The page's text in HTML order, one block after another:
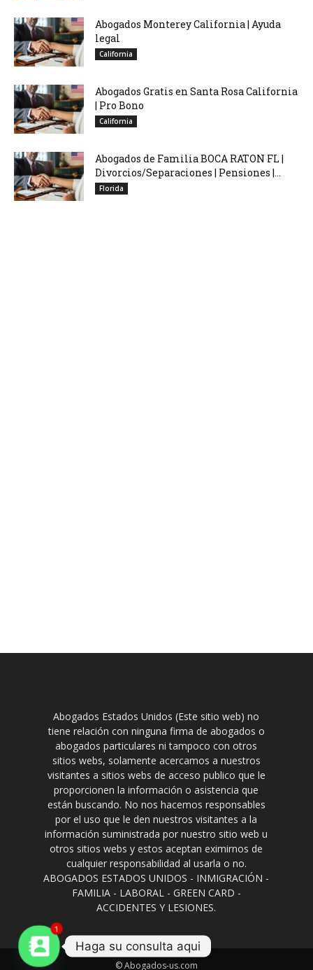
Abogados Monterey California | Ayuda
legal
California
Abogados Gratis en Santa Rosa California
| Pro Bono
California
Abogados de Familia BOCA RATON FL |
Divorcios/Separaciones | Pensiones |...
Florida
Abogados Estados Unidos (Este sitio web) no
tiene relación con ninguna firma de abogados o
abogados particulares ni tampoco con otros
sitios webs, solamente acercamos a nuestros
visitantes a sitios webs de acceso publico que le
proporcionen la información o asistencia que
están buscando. No nos hacemos responsables
por el uso que le den nuestros visitantes a la
información suministrada por nuestro sitio web u
otros sitios webs y estos aceptan eximirnos de
cualquier responsabilidad al usarla o no.
ABOGADOS ESTADOS UNIDOS - INMIGRACIÓN -
FAMILIA - LABORAL - GREEN CARD -
ACCIDENTES Y LESIONES.
© Abogados-us.com
1
Haga su consulta aqui